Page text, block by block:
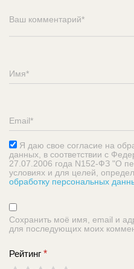
Я даю свое согласие на
данных, в соответствии с
27.07.2006 года N152-ФЗ "О
условиях и для целей,
обработку персональных
Сохранить моё имя, email и
для последующих моих
Рейтинг *